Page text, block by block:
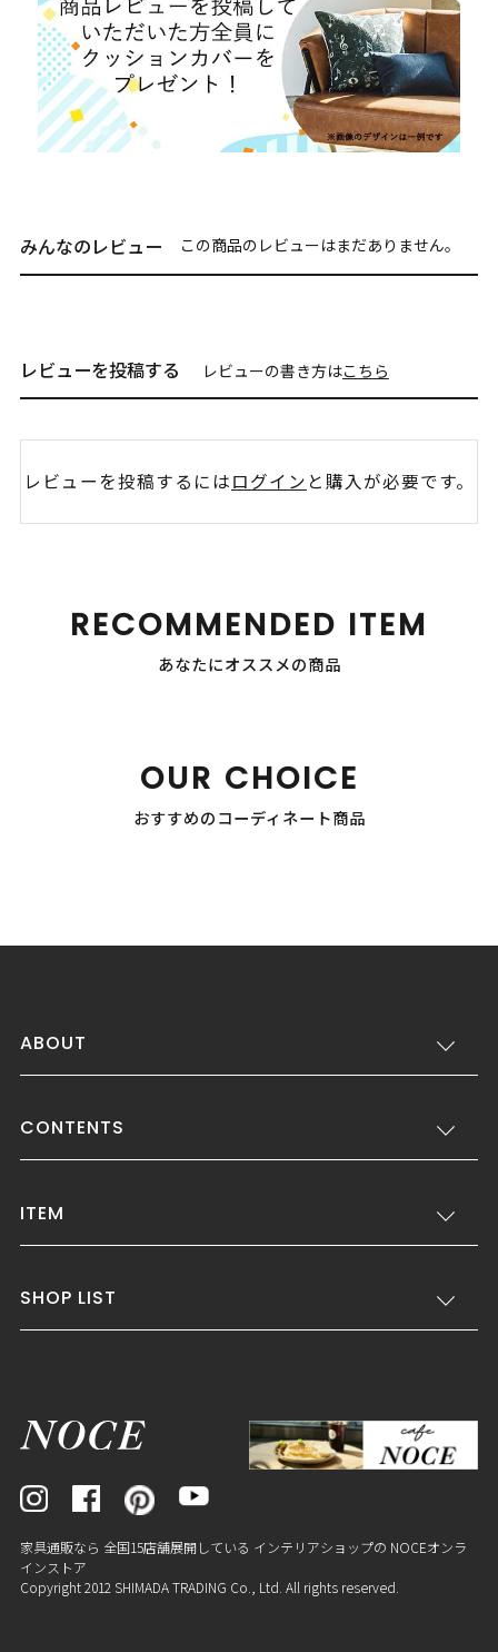
みんなのレビュー この商品のレビューはまだありません。
レビューを投稿する レビューの書き方はこちら
レビューを投稿するにはログイン と購入が必要です。
RECOMMENDED ITEM
あなたにオススメの商品
OUR CHOICE
おすすめのコーディネート商品
ABOUT
CONTENTS
ITEM
SHOP LIST
家具通販なら 全国15店舗展開している インテリアショップの NOCEオンラ
インストア
Copyright 2012 SHIMADA TRADING Co., Ltd. All rights reserved.